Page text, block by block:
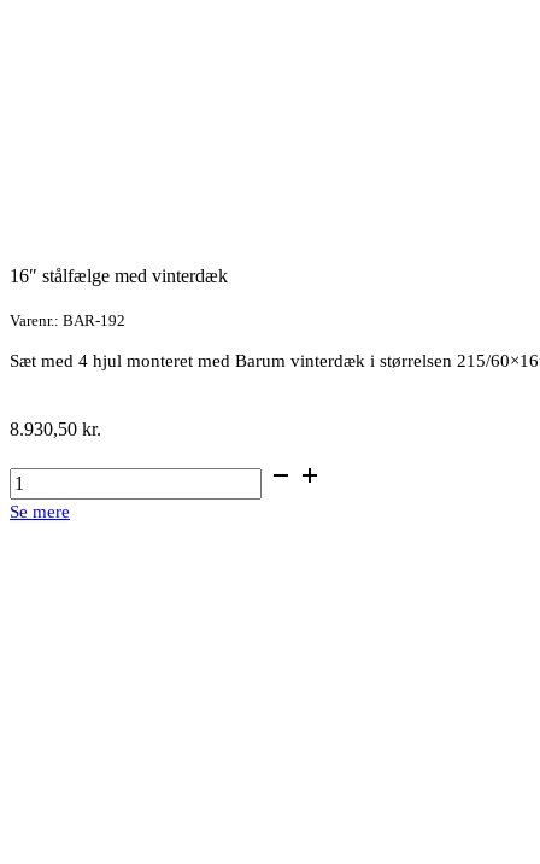
16″ stålfælge med vinterdæk
Varenr.: BAR-192
Sæt med 4 hjul monteret med Barum vinterdæk i størrelsen 215/
8.930,50 kr.
16"
stålfælge
med
Se mere